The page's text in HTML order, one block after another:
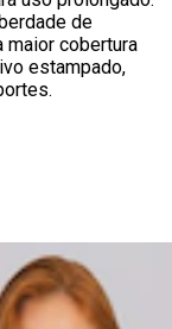
de
maior cobertura
estampado,